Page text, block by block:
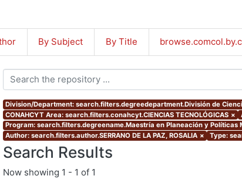
By Subject By Title
Division/Department: search.filters.degreedepartment.División de
CONAHCYT Area: search.filters.conahcyt.CIENCIAS TECNOLÓGICAS ×
Program: search.filters.degreename.Maestría en Planeación y Políticas
Author: search.filters.author.SERRANO DE LA PAZ, ROSALIA × Type:
Search Results
Now showing 1 - 1 of 1